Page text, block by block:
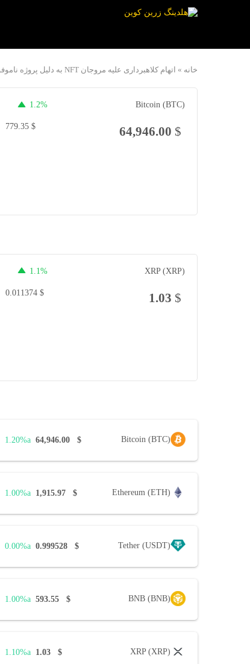
خانه » اتهام کلاهبرداری علیه مروجان NFT به دلیل پروژه ناموفق ۲۲ میلیون دلاری
Bitcoin (BTC)
1.2%
$
64,946.00
$
779.35
XRP (XRP)
1.1%
$
1.03
$
0.011374
Bitcoin (BTC)
$
64,946.00
1.20%
Ethereum (ETH)
$
1,915.97
1.00%
Tether (USDT)
$
0.999528
0.00%
BNB (BNB)
$
593.55
1.00%
XRP (XRP)
$
1.03
1.10%